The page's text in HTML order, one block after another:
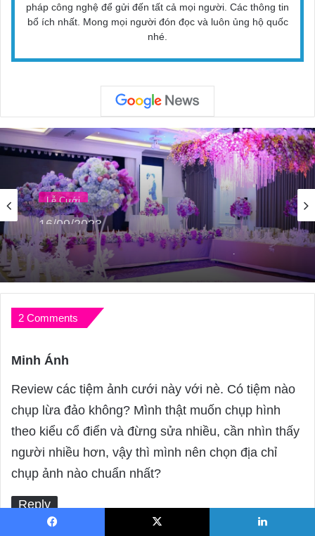
pháp công nghệ để gửi đến tất cả mọi người. Các thông tin
bổ ích nhất. Mong mọi người đón đọc và luôn ủng hộ quốc
nhé.
Lễ Cưới
16/09/2023
Top 10 Dịch Vụ Trang Trí Tiệc Cưới Ấm
Cúng, Giá Tốt Tại TP HCM
2 Comments
Minh Ánh
a
y
s
:
Review các tiệm ảnh cưới này với nè. Có tiệm nào
chụp lừa đảo không? Mình thật muốn chụp hình
theo kiểu cổ điển và đừng sửa nhiều, cần nhìn thấy
người nhiều hơn, vậy thì mình nên chọn địa chỉ
chụp ảnh nào chuẩn nhất?
Reply